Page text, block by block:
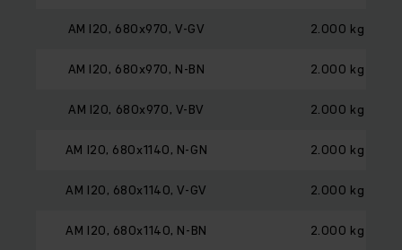
AM I20, 680x970, V-GV 2.000 kg
AM I20, 680x970, N-BN 2.000 kg
AM I20, 680x970, V-BV 2.000 kg
AM I20, 680x1140, N-GN 2.000 kg
AM I20, 680x1140, V-GV 2.000 kg
AM I20, 680x1140, N-BN 2.000 kg